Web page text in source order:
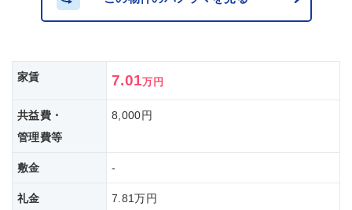
家賃 7.01万円
共益費・
管理費等
8,000円
敷金 -
礼金 7.81万円